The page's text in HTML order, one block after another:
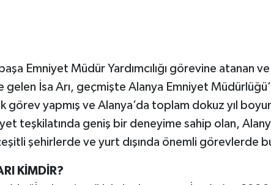
Emniyet Müdür Yardımcılığı görevine atanan
gelen İsa Arı, geçmişte Alanya Emniyet
görev yapmış ve Alanya’da toplam dokuz yıl
teşkilatında geniş bir deneyime sahip olan,
şehirlerde ve yurt dışında önemli görevlerde
KİMDİR?